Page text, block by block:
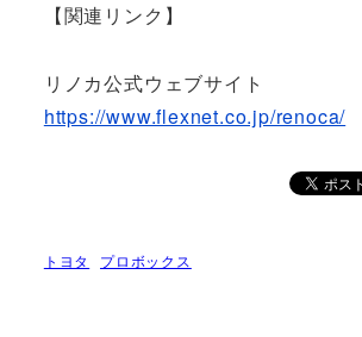
【関連リンク】
リノカ公式ウェブサイト
https://www.flexnet.co.jp/renoca/
トヨタ プロボックス